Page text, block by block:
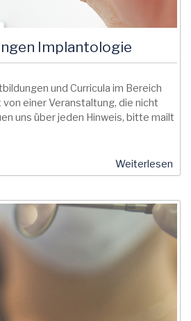
Implantologie
und Curricula im Bereich
einer Veranstaltung, die nicht
uns über jeden Hinweis, bitte mailt
Weiterlesen